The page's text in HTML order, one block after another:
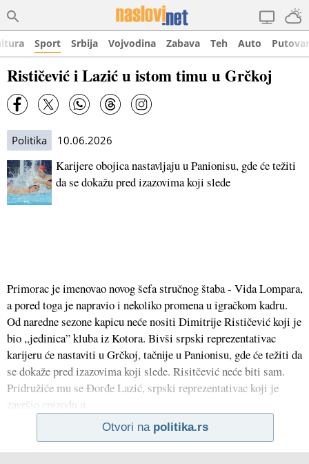
Sport Srbija Vojvodina Zabava Teh Auto
Rističević i Lazić u istom timu u Grčkoj
Politika 10.06.2026
​Karijere obojica nastavljaju u Panionisu, gde će težiti
da se dokažu pred izazovima koji slede
Primorac je imenovao novog šefa stručnog štaba - Vida Lompara,
a pored toga je napravio i nekoliko promena u igračkom kadru.
Od naredne sezone kapicu neće nositi Dimitrije Rističević koji je
bio ,,jedinica” kluba iz Kotora. Bivši srpski reprezentativac
karijeru će nastaviti u Grčkoj, tačnije u Panionisu, gde će težiti da
se dokaže pred izazovima koji slede. Risitčević neće biti sam.
Pridružiće mu se Đorđe Lazić, srpski reprezentativac koji je
završio epizodu u
Otvori na politika.rs